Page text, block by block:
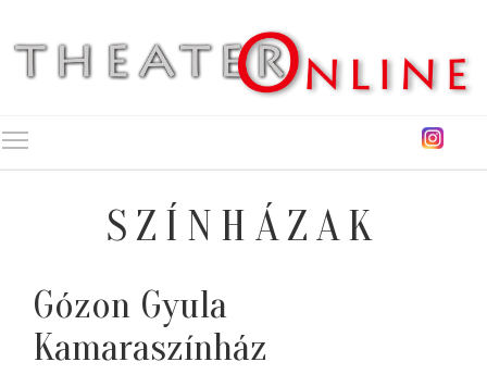
SZÍNHÁZAK
Gózon Gyula
Kamaraszínház